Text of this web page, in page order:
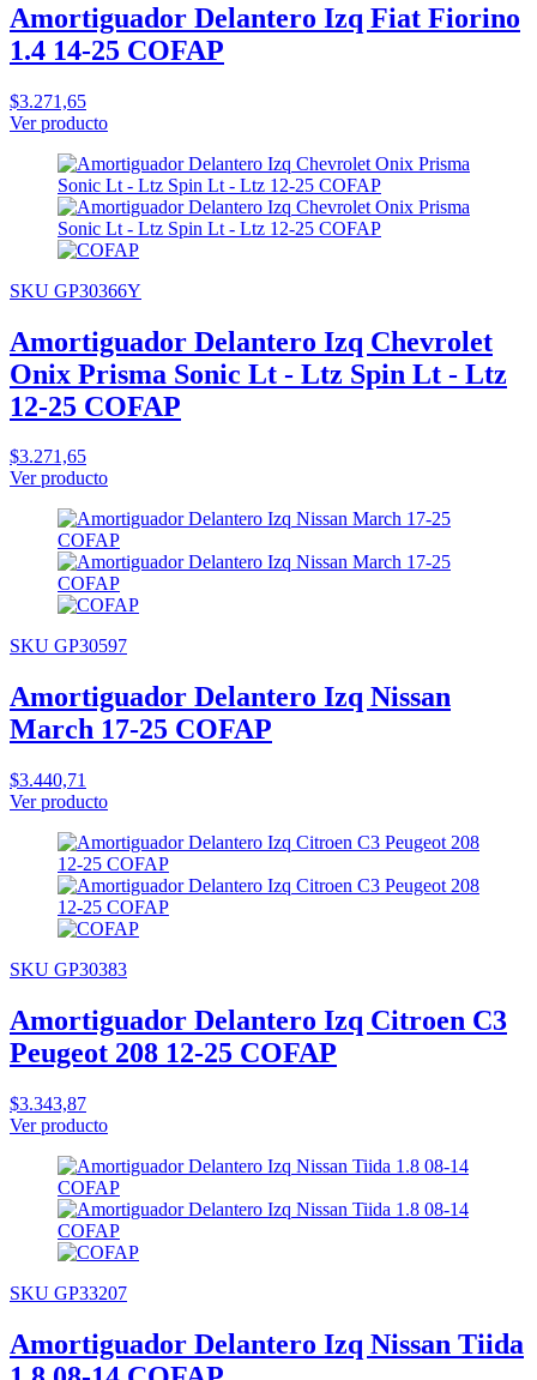
Amortiguador Delantero Izq Fiat Fiorino
1.4 14-25 COFAP
$3.271,65
Ver producto
SKU GP30366Y
Amortiguador Delantero Izq Chevrolet
Onix Prisma Sonic Lt - Ltz Spin Lt - Ltz
12-25 COFAP
$3.271,65
Ver producto
SKU GP30597
Amortiguador Delantero Izq Nissan
March 17-25 COFAP
$3.440,71
Ver producto
SKU GP30383
Amortiguador Delantero Izq Citroen C3
Peugeot 208 12-25 COFAP
$3.343,87
Ver producto
SKU GP33207
Amortiguador Delantero Izq Nissan Tiida